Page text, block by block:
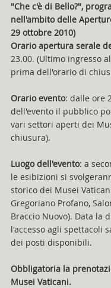
"Che c'è di Bello?",
nell'ambito delle
29 ottobre 2010)
Orario apertura serale
23.00. (Ultimo ingresso
prima dell'orario di
Orario evento: dalle ore
dell'evento il pubblico
vari settori aperti dei
chiusura).
Luogo dell'evento: a
le esibizioni si
storico dei Musei
Gregoriano Profano,
Braccio Nuovo). Data la
l'accesso agli spettacoli
dei posti disponibili.
Obbligatoria la
Musei Vaticani.